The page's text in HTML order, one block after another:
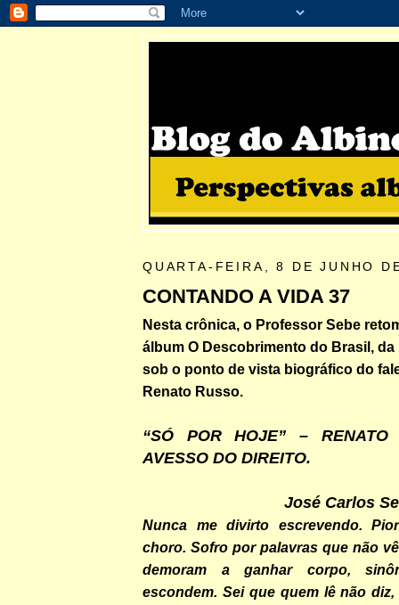
QUARTA-FEIRA, 8 DE JUNHO
CONTANDO A VIDA 37
Nesta crônica, o Professor Sebe
álbum O Descobrimento do Brasil, da
sob o ponto de vista biográfico do
Renato Russo.
“SÓ POR HOJE” –
AVESSO DO DIREITO.
José Carlos
Nunca me divirto escrevendo.
choro. Sofro por palavras que não
demoram a ganhar corpo,
escondem. Sei que quem lê não